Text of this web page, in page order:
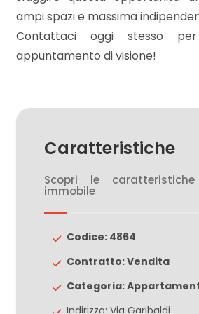
ampi spazi e massima
Contattaci oggi stesso
appuntamento di visione!
Caratteristiche
Scopri le
immobile
Codice: 4864
Contratto: Vendita
Categoria:
Indirizzo: Via Garibaldi
3
Camere
minime
Qualsiasi